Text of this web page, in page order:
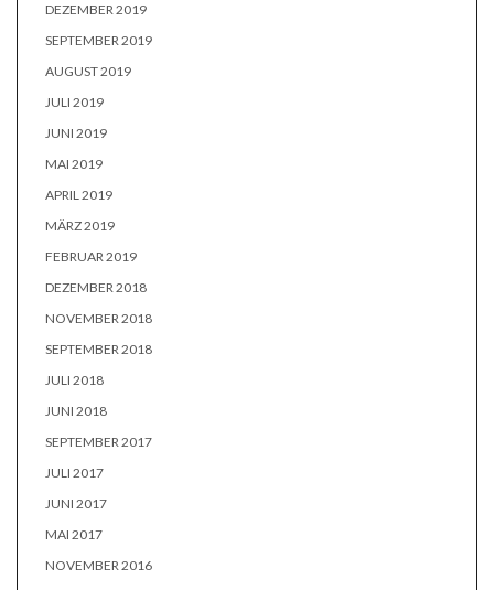
DEZEMBER 2019
SEPTEMBER 2019
AUGUST 2019
JULI 2019
JUNI 2019
MAI 2019
APRIL 2019
MÄRZ 2019
FEBRUAR 2019
DEZEMBER 2018
NOVEMBER 2018
SEPTEMBER 2018
JULI 2018
JUNI 2018
SEPTEMBER 2017
JULI 2017
JUNI 2017
MAI 2017
NOVEMBER 2016